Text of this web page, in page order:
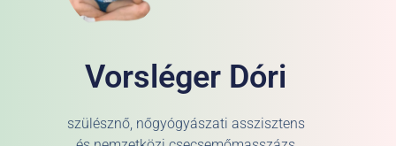
Vorsléger Dóri
szülésznő, nőgyógyászati asszisztens